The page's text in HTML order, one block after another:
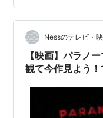
ーとヘクター、マリ
こでで、古いテープ
と書かれていた。イ
る。 その後、３人
Nessのテレビ・
【映画】パラノ
観て今作見よう